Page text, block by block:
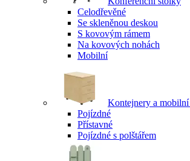
Celodřevěné
Se skleněnou deskou
S kovovým rámem
Na kovových nohách
Mobilní
Kontejnery a
Pojízdné
Přístavné
Pojízdné s polštářem